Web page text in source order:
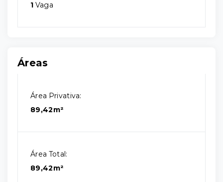
1 Vaga
Áreas
Área Privativa:
89,42m²
Área Total:
89,42m²